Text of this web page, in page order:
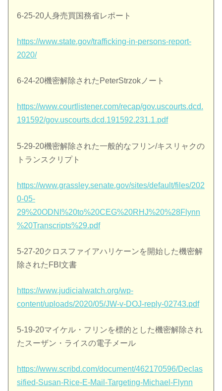
6-25-20人身売買国務省レポート
https://www.state.gov/trafficking-in-persons-report-
2020/
6-24-20機密解除されたPeterStrzokノート
https://www.courtlistener.com/recap/gov.uscourts.dcd.
191592/gov.uscourts.dcd.191592.231.1.pdf
5-29-20機密解除された一般的なフリン/キスリャクの
トランスクリプト
https://www.grassley.senate.gov/sites/default/files/202
0-05-
29%20ODNI%20to%20CEG%20RHJ%20%28Flynn
%20Transcripts%29.pdf
5-27-20クロスファイアハリケーンを開始した機密解
除されたFBI文書
https://www.judicialwatch.org/wp-
content/uploads/2020/05/JW-v-DOJ-reply-02743.pdf
5-19-20マイケル・フリンを標的とした機密解除され
たスーザン・ライスの電子メール
https://www.scribd.com/document/462170596/Declas
sified-Susan-Rice-E-Mail-Targeting-Michael-Flynn